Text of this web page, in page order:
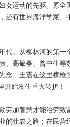
女运动的先驱、原
还有世界海洋学家
。从柳林河的第一
、高敬亭、曾中生
念、王震在这里横
开始发生重大转折！
加智慧才能治穷致
的壮农之路；在民